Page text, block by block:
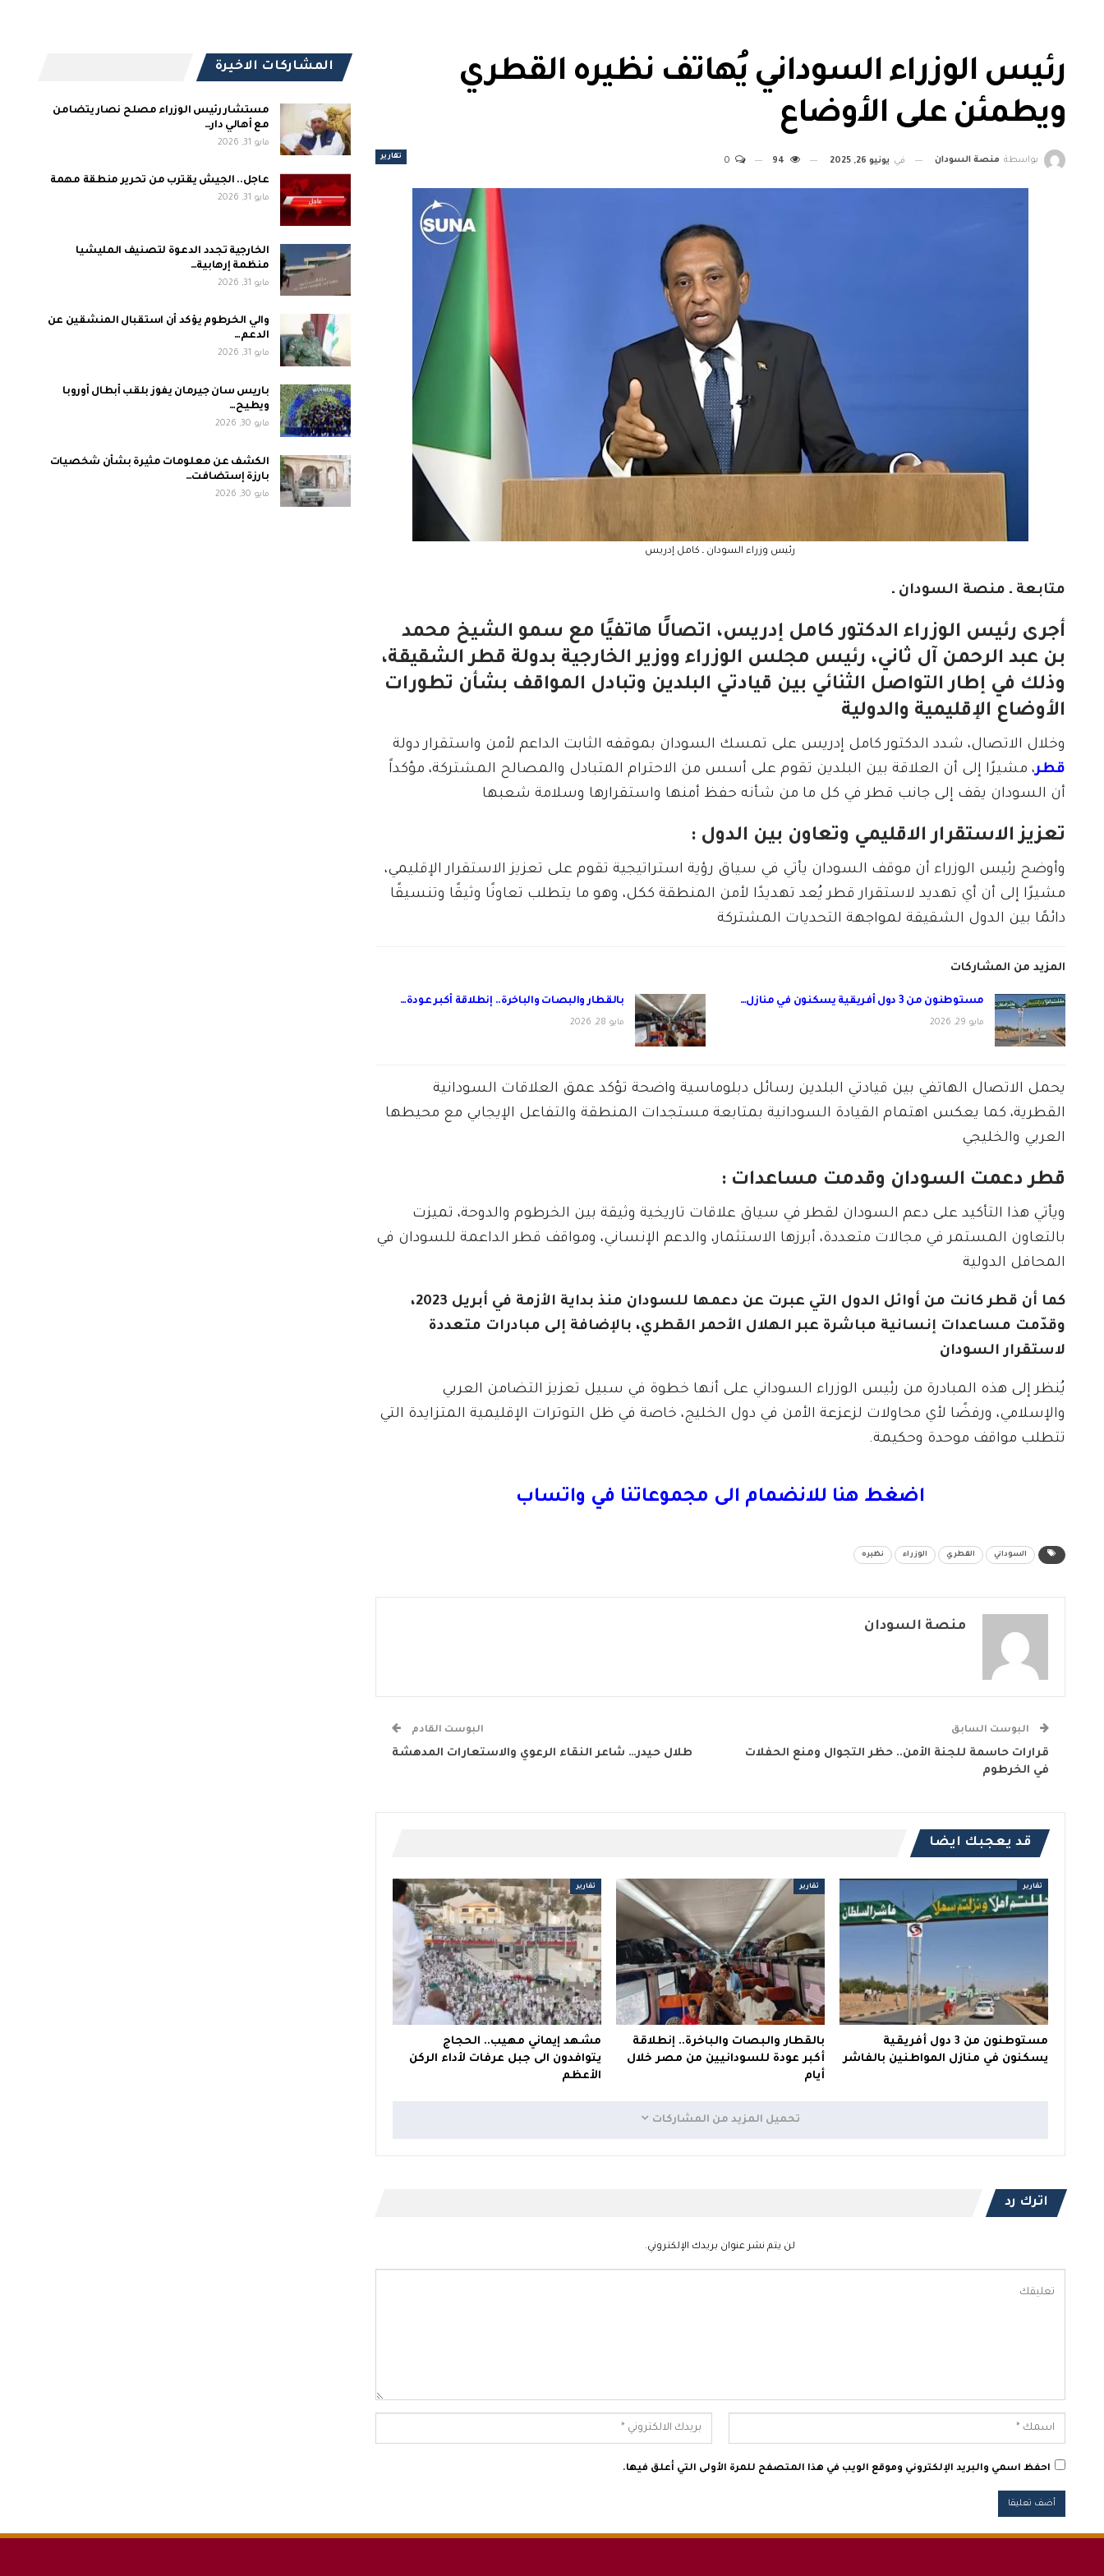
رئيس الوزراء السوداني يُهاتف نظيره القطري
ويطمئن على الأوضاع
تقارير بواسطة منصة السودان في يونيو 26, 2025 94
رئيس وزراء السودان ـ كامل إدريس
متابعة ـ منصة السودان ـ
أجرى رئيس الوزراء الدكتور كامل إدريس، اتصالًا هاتفيًا مع سمو الشيخ محمد
بن عبد الرحمن آل ثاني، رئيس مجلس الوزراء ووزير الخارجية بدولة قطر الشقيقة،
وذلك في إطار التواصل الثنائي بين قيادتي البلدين وتبادل المواقف بشأن تطورات
الأوضاع الإقليمية والدولية
وخلال الاتصال، شدد الدكتور كامل إدريس على تمسك السودان بموقفه الثابت الداعم لأمن واستقرار دولة
قطر، مشيرًا إلى أن العلاقة بين البلدين تقوم على أسس من الاحترام المتبادل والمصالح المشتركة، مؤكداً
أن السودان يقف إلى جانب قطر في كل ما من شأنه حفظ أمنها واستقرارها وسلامة شعبها
تعزيز الاستقرار الاقليمي وتعاون بين الدول :
وأوضح رئيس الوزراء أن موقف السودان يأتي في سياق رؤية استراتيجية تقوم على تعزيز الاستقرار الإقليمي،
مشيرًا إلى أن أي تهديد لاستقرار قطر يُعد تهديدًا لأمن المنطقة ككل، وهو ما يتطلب تعاونًا وثيقًا وتنسيقًا
دائمًا بين الدول الشقيقة لمواجهة التحديات المشتركة
المزيد من المشاركات
مستوطنون من 3 دول أفريقية يسكنون في منازل…
مايو 29, 2026
بالقطار والبصات والباخرة.. إنطلاقة أكبر عودة…
مايو 28, 2026
يحمل الاتصال الهاتفي بين قيادتي البلدين رسائل دبلوماسية واضحة تؤكد عمق العلاقات السودانية
القطرية، كما يعكس اهتمام القيادة السودانية بمتابعة مستجدات المنطقة والتفاعل الإيجابي مع محيطها
العربي والخليجي
قطر دعمت السودان وقدمت مساعدات :
ويأتي هذا التأكيد على دعم السودان لقطر في سياق علاقات تاريخية وثيقة بين الخرطوم والدوحة، تميزت
بالتعاون المستمر في مجالات متعددة، أبرزها الاستثمار، والدعم الإنساني، ومواقف قطر الداعمة للسودان في
المحافل الدولية
كما أن قطر كانت من أوائل الدول التي عبرت عن دعمها للسودان منذ بداية الأزمة في أبريل 2023،
وقدّمت مساعدات إنسانية مباشرة عبر الهلال الأحمر القطري، بالإضافة إلى مبادرات متعددة
لاستقرار السودان
يُنظر إلى هذه المبادرة من رئيس الوزراء السوداني على أنها خطوة في سبيل تعزيز التضامن العربي
والإسلامي، ورفضًا لأي محاولات لزعزعة الأمن في دول الخليج، خاصة في ظل التوترات الإقليمية المتزايدة التي
تتطلب مواقف موحدة وحكيمة.
اضغط هنا للانضمام الى مجموعاتنا في واتساب
السوداني القطري الوزراء نظيره
منصة السودان
البوست السابق
قرارات حاسمة للجنة الأمن.. حظر التجوال ومنع الحفلات
في الخرطوم
البوست القادم
طلال حيدر… شاعر النقاء الرعوي والاستعارات المدهشة
قد يعجبك ايضا
تقارير
مستوطنون من 3 دول أفريقية
يسكنون في منازل المواطنين بالفاشر
تقارير
بالقطار والبصات والباخرة.. إنطلاقة
أكبر عودة للسودانيين من مصر خلال
أيام
تقارير
مشهد إيماني مهيب.. الحجاج
يتوافدون الى جبل عرفات لأداء الركن
الأعظم
تحميل المزيد من المشاركات
اترك رد
لن يتم نشر عنوان بريدك الإلكتروني.
احفظ اسمي والبريد الإلكتروني وموقع الويب في هذا المتصفح للمرة الأولى التي أعلق فيها.
المشاركات الاخيرة
مستشار رئيس الوزراء مصلح نصار يتضامن
مع أهالي دار…
مايو 31, 2026
عاجل.. الجيش يقترب من تحرير منطقة مهمة
مايو 31, 2026
الخارجية تجدد الدعوة لتصنيف المليشيا
منظمة إرهابية…
مايو 31, 2026
والي الخرطوم يؤكد أن استقبال المنشقين عن
الدعم…
مايو 31, 2026
باريس سان جيرمان يفوز بلقب أبطال أوروبا
ويطيح…
مايو 30, 2026
الكشف عن معلومات مثيرة بشأن شخصيات
بارزة إستضافت…
مايو 30, 2026